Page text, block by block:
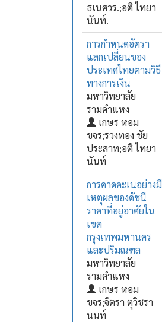
ธเนศวร.;อติ ไทยา
นันท์.
การกำหนดอัตรา
แลกเปลี่ยนของ
ประเทศไทยตามวิธี
ทางการเงิน
มหาวิทยาลัย
รามคำแหง
เกษร หอม
ขจร;รวงทอง ชัย
ประสาท;อติ ไทยา
นันท์
การคาดคะเนอย่างมี
เหตุผลของดัชนี
ราคาที่อยู่อาศัยใน
เขต
กรุงเทพมหานคร
และปริมณฑล
มหาวิทยาลัย
รามคำแหง
เกษร หอม
ขจร;จิตรา ตุวิชรา
นนท์